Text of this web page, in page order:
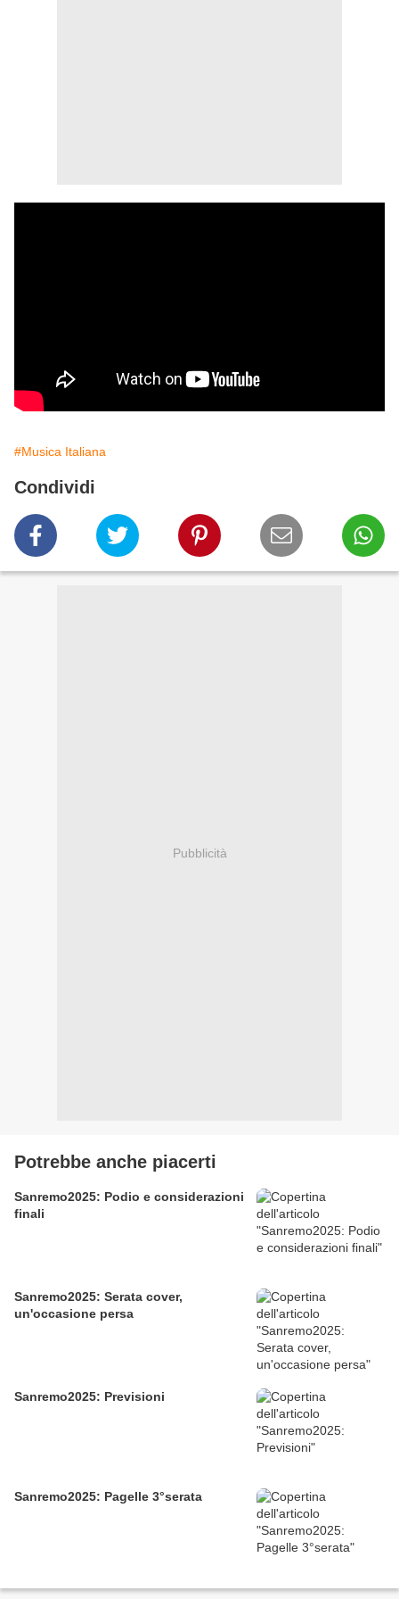
#Musica Italiana
Condividi
Pubblicità
Potrebbe anche piacerti
Sanremo2025: Podio e considerazioni
finali
Sanremo2025: Serata cover,
un'occasione persa
Sanremo2025: Previsioni
Sanremo2025: Pagelle 3°serata